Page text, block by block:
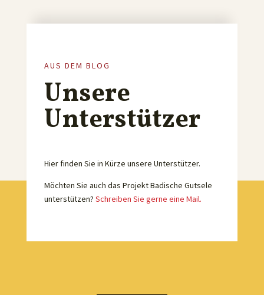
AUS DEM BLOG
Unsere
Unterstützer
Hier finden Sie in Kürze unsere Unterstützer.
Möchten Sie auch das Projekt Badische Gutsele
unterstützen? Schreiben Sie gerne eine Mail.